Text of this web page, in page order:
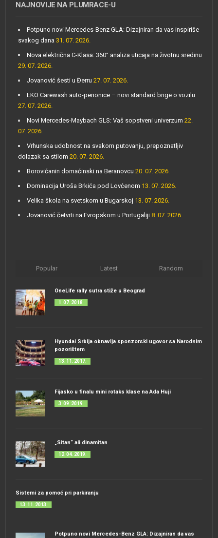
NAJNOVIJE NA PLUMRACE-U
Potpuno novi Mercedes-Benz GLA: Dizajniran da vas inspiriše
svakog dana 31. 07. 2026.
Nova električna C-Klasa: 360° analiza uticaja na životnu sredinu
29. 07. 2026.
Jovanović šesti u Đerru 27. 07. 2026.
EKO Carewash auto-perionice – novi standard brige o vozilu
27. 07. 2026.
Novi Mercedes-Maybach GLS: Vaš sopstveni univerzum 22.
07. 2026.
Vrhunska udobnost na svakom putovanju, prepoznatljiv
dolazak sa stilom 20. 07. 2026.
Borovićanin domaćinski na Beranovcu 20. 07. 2026.
Dominacija Uroša Brkića pod Lovćenom 13. 07. 2026.
Velika škola na svetskom u Bugarskoj 13. 07. 2026.
Jovanović četvrti na Evropskom u Portugaliji 8. 07. 2026.
Popular Latest Random
OneLife rally sutra stiže u Beograd
1. 07. 2018.
Hyundai Srbija obnavlja sponzorski ugovor sa Narodnim
pozorištem
13. 11. 2017.
Fijasko u finalu mini rotaks klase na Ada Huji
3. 09. 2019.
„Sitan“ ali dinamitan
12. 04. 2019.
Sistemi za pomoć pri parkiranju
13. 11. 2013.
Potpuno novi Mercedes-Benz GLA: Dizajniran da vas